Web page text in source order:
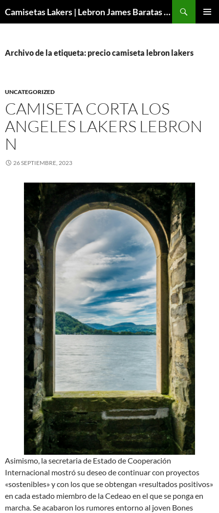
Camisetas Lakers | Lebron James Baratas 2024 – Micamisetanba
Archivo de la etiqueta: precio camiseta lebron lakers
UNCATEGORIZED
CAMISETA CORTA LOS
ANGELES LAKERS LEBRON
N
26 SEPTIEMBRE, 2023
Asimismo, la secretaria de Estado de Cooperación
Internacional mostró su deseo de continuar con proyectos
«sostenibles» y con los que se obtengan «resultados positivos»
en cada estado miembro de la Cedeao en el que se ponga en
marcha. Se acabaron los rumores entorno al joven Bones